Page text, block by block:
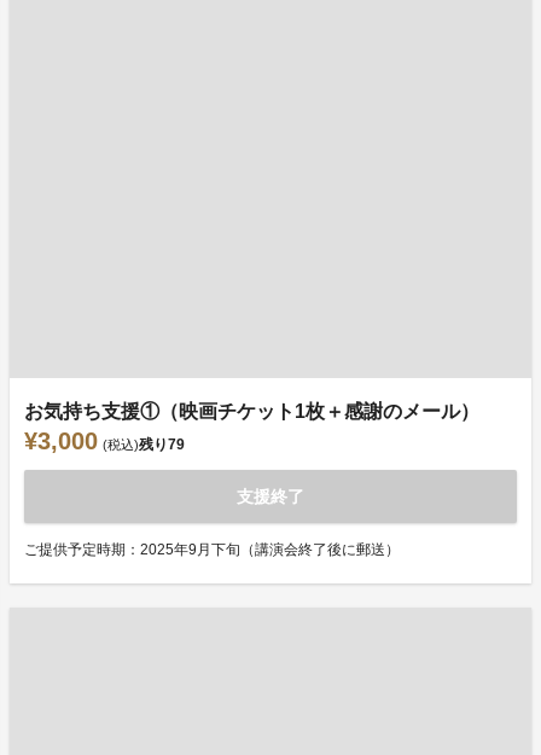
お気持ち支援①（映画チケット1枚＋感謝のメール）
¥3,000 (税込)残り79
支援終了
ご提供予定時期：2025年9月下旬（講演会終了後に郵送）